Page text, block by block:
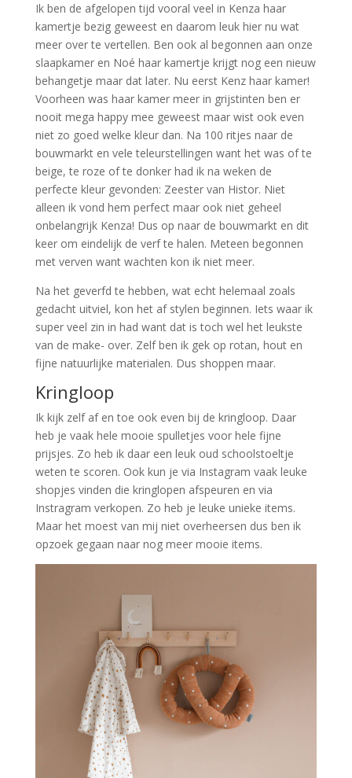
Ik ben de afgelopen tijd vooral veel in Kenza haar
kamertje bezig geweest en daarom leuk hier nu wat
meer over te vertellen. Ben ook al begonnen aan onze
slaapkamer en Noé haar kamertje krijgt nog een nieuw
behangetje maar dat later. Nu eerst Kenz haar kamer!
Voorheen was haar kamer meer in grijstinten ben er
nooit mega happy mee geweest maar wist ook even
niet zo goed welke kleur dan. Na 100 ritjes naar de
bouwmarkt en vele teleurstellingen want het was of te
beige, te roze of te donker had ik na weken de
perfecte kleur gevonden: Zeester van Histor. Niet
alleen ik vond hem perfect maar ook niet geheel
onbelangrijk Kenza! Dus op naar de bouwmarkt en dit
keer om eindelijk de verf te halen. Meteen begonnen
met verven want wachten kon ik niet meer.
Na het geverfd te hebben, wat echt helemaal zoals
gedacht uitviel, kon het af stylen beginnen. Iets waar ik
super veel zin in had want dat is toch wel het leukste
van de make- over. Zelf ben ik gek op rotan, hout en
fijne natuurlijke materialen. Dus shoppen maar.
Kringloop
Ik kijk zelf af en toe ook even bij de kringloop. Daar
heb je vaak hele mooie spulletjes voor hele fijne
prijsjes. Zo heb ik daar een leuk oud schoolstoeltje
weten te scoren. Ook kun je via Instagram vaak leuke
shopjes vinden die kringlopen afspeuren en via
Instragram verkopen. Zo heb je leuke unieke items.
Maar het moest van mij niet overheersen dus ben ik
opzoek gegaan naar nog meer mooie items.